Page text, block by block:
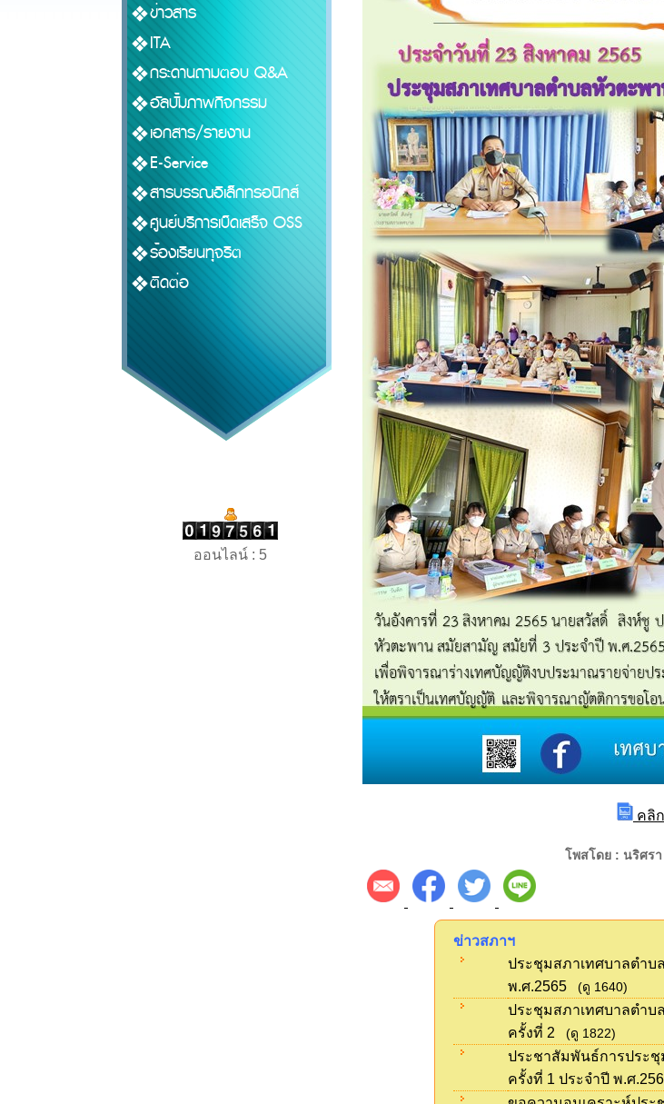
ข่าวสาร
ITA
กระดานถามตอบ Q&A
อัลบั้มภาพกิจกรรม
เอกสาร/รายงาน
E-Service
สารบรรณอิเล็กทรอนิกส์
ศูนย์บริการเบ็ดเสร็จ OSS
ร้องเรียนทุจริต
ติดต่อ
ออนไลน์ : 5
คลิ
โพสโดย : นริศร
ข่าวสภาฯ
ประชุมสภาเทศบาลตำบ
พ.ศ.2565
(ดู 1640)
ประชุมสภาเทศบาลตำบ
ครั้งที่ 2
(ดู 1822)
ประชาสัมพันธ์การประ
ครั้งที่ 1 ประจำปี พ.ศ